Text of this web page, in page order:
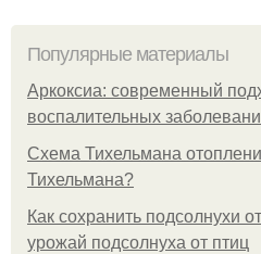
Популярные материалы
Аркоксиа: современный
воспалительных
Схема Тихельмана
Тихельмана?
Как сохранить подсолнухи
урожай подсолнуха от птиц